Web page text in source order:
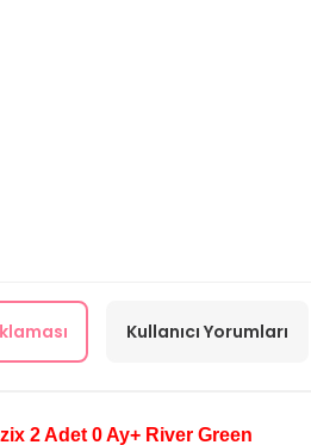
Kullanıcı Yorumları
2 Adet 0 Ay+ River Green